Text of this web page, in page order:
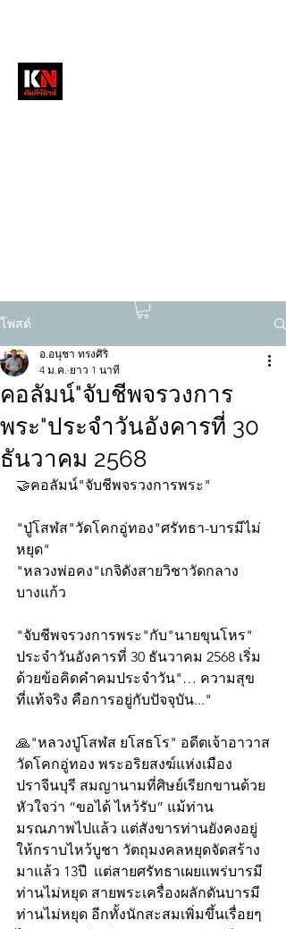
โพสต์
คอลัมน์"จับชีพจรวงการ
พระ"ประจำวันอังคารที่ 30
ธันวาคม 2568
อ.อนุชา ทรงศิริ
4 ม.ค. ยาว 1 นาที
🤝คอลัมน์"จับชีพจรวงการพระ"
"ปู่โสฬส"วัดโคกอู่ทอง"ศรัทธา-บารมีไม่
หยุด"
"หลวงพ่อคง"เกจิดังสายวิชาวัดกลาง
บางแก้ว
"จับชีพจรวงการพระ"กับ"นายขุนโหร"
ประจำวันอังคารที่ 30 ธันวาคม 2568 เริ่ม
ด้วยข้อคิดคำคมประจำวัน"… ความสุข
ที่แท้จริง คือการอยู่กับปัจจุบัน..."
🙏"หลวงปู่โสฬส ยโสธโร" อดีตเจ้าอาวาส
วัดโคกอู่ทอง พระอริยสงฆ์แห่งเมือง
ปราจีนบุรี สมญานามที่ศิษย์เรียกขานด้วย
หัวใจว่า “ขอได้ ไหว้รับ” แม้ท่าน
มรณภาพไปแล้ว แต่สังขารท่านยังคงอยู่
ให้กราบไหว้บูชา วัตถุมงคลหยุดจัดสร้าง
มาแล้ว 13ปี  แต่สายศรัทธาเผยแพร่บารมี
ท่านไม่หยุด สายพระเครื่องผลักดันบารมี
ท่านไม่หยุด อีกทั้งนักสะสมเพิ่มขึ้นเรื่อยๆ